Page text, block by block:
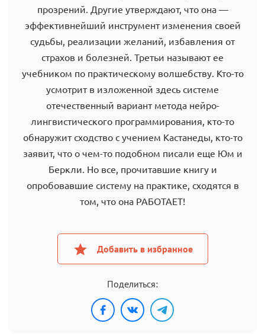
прозрений. Другие утверждают, что она —
эффективнейший инструмент изменения своей
судьбы, реализации желаний, избавления от
страхов и болезней. Третьи называют ее
учебником по практическому волшебству. Кто-то
усмотрит в изложенной здесь системе
отечественный вариант метода нейро-
лингвистического программирования, кто-то
обнаружит сходство с учением Кастанеды, кто-то
заявит, что о чем-то подобном писали еще Юм и
Беркли. Но все, прочитавшие книгу и
опробовавшие систему на практике, сходятся в
том, что она РАБОТАЕТ!
Добавить в избранное
Поделиться: